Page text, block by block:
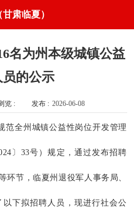
肃临夏）
名为州本级城镇公益
的公示
览 : 发布 : 2026-06-08
范全州城镇公益性岗位开发管理
〕33号）规定，通过发布招聘
环节，临夏州退役军人事务局、
下拟招聘人员，现进行社会公